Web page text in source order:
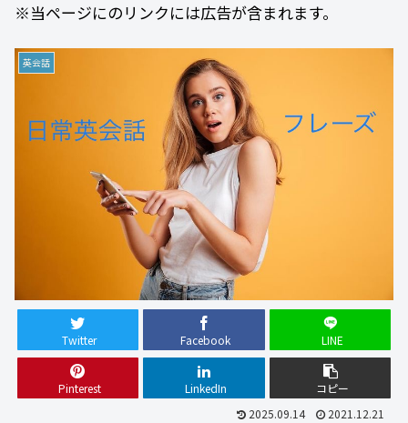
※当ページにのリンクには広告が含まれます。
英会話
Twitter Facebook LINE
Pinterest LinkedIn
コピー
2025.09.14
2021.12.21